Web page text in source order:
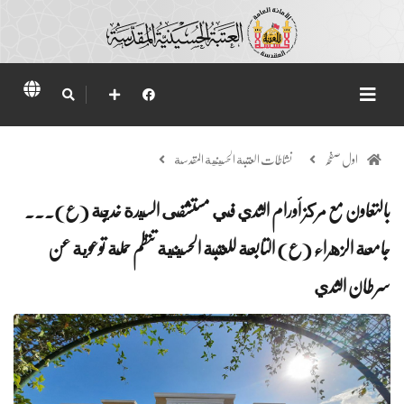
اول صفحہ نشاطات العتبة الحسينية المقدسة
بالتعاون مع مركز أورام الثدي في مستشفى السيدة خديجة (ع)...
جامعة الزهراء (ع) التابعة للعتبة الحسينية تنظم حملة توعوية عن
سرطان الثدي